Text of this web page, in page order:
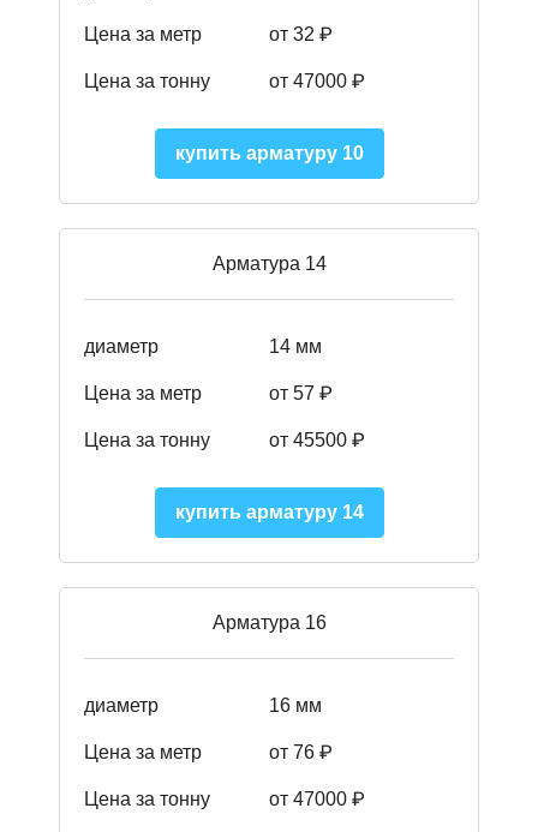
Цена за метр от 32 ₽
Цена за тонну от 47000 ₽
купить арматуру 10
Арматура 14
диаметр 14 мм
Цена за метр от 57 ₽
Цена за тонну от 45500 ₽
купить арматуру 14
Арматура 16
диаметр 16 мм
Цена за метр от 76 ₽
Цена за тонну от 47000 ₽